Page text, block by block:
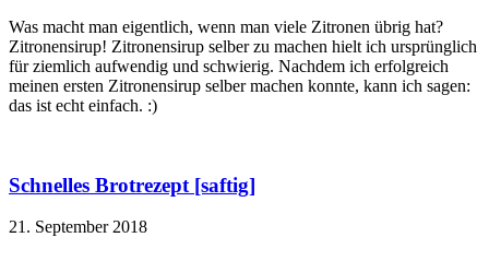
Was macht man eigentlich, wenn man viele Zitronen übrig hat?
Zitronensirup! Zitronensirup selber zu machen hielt ich ursprünglich
für ziemlich aufwendig und schwierig. Nachdem ich erfolgreich
meinen ersten Zitronensirup selber machen konnte, kann ich sagen:
das ist echt einfach. :)
Schnelles Brotrezept [saftig]
21. September 2018